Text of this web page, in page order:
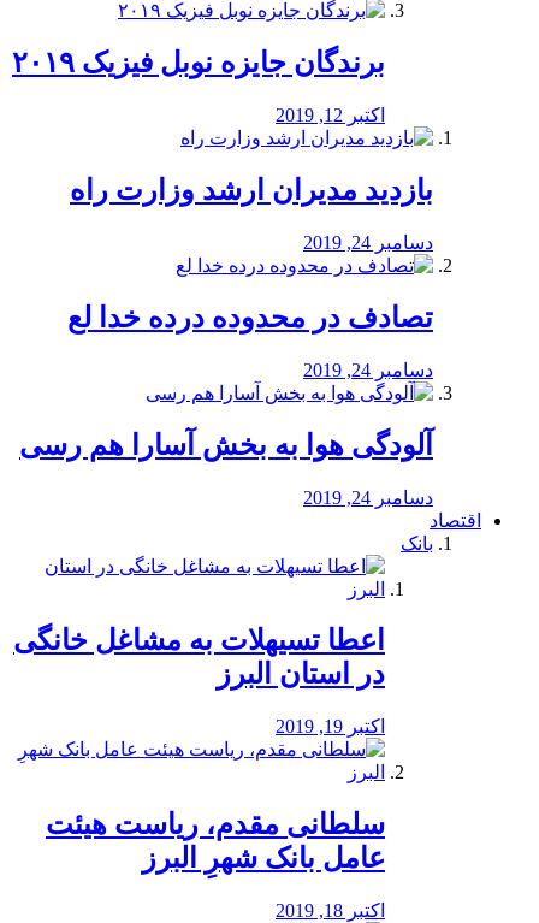
برندگان جایزه نوبل فیزیک ۲۰۱۹
اکتبر 12, 2019
بازدید مدیران ارشد وزارت راه
دسامبر 24, 2019
تصادف در محدوده درده خدا لع
دسامبر 24, 2019
آلودگی هوا به بخش آسارا هم رسی
دسامبر 24, 2019
اقتصاد
بانک
️اعطا تسیهلات به مشاغل خانگی
در استان البرز
اکتبر 19, 2019
سلطانی مقدم، ریاست هیئت
عامل بانک شهرِ البرز
اکتبر 18, 2019